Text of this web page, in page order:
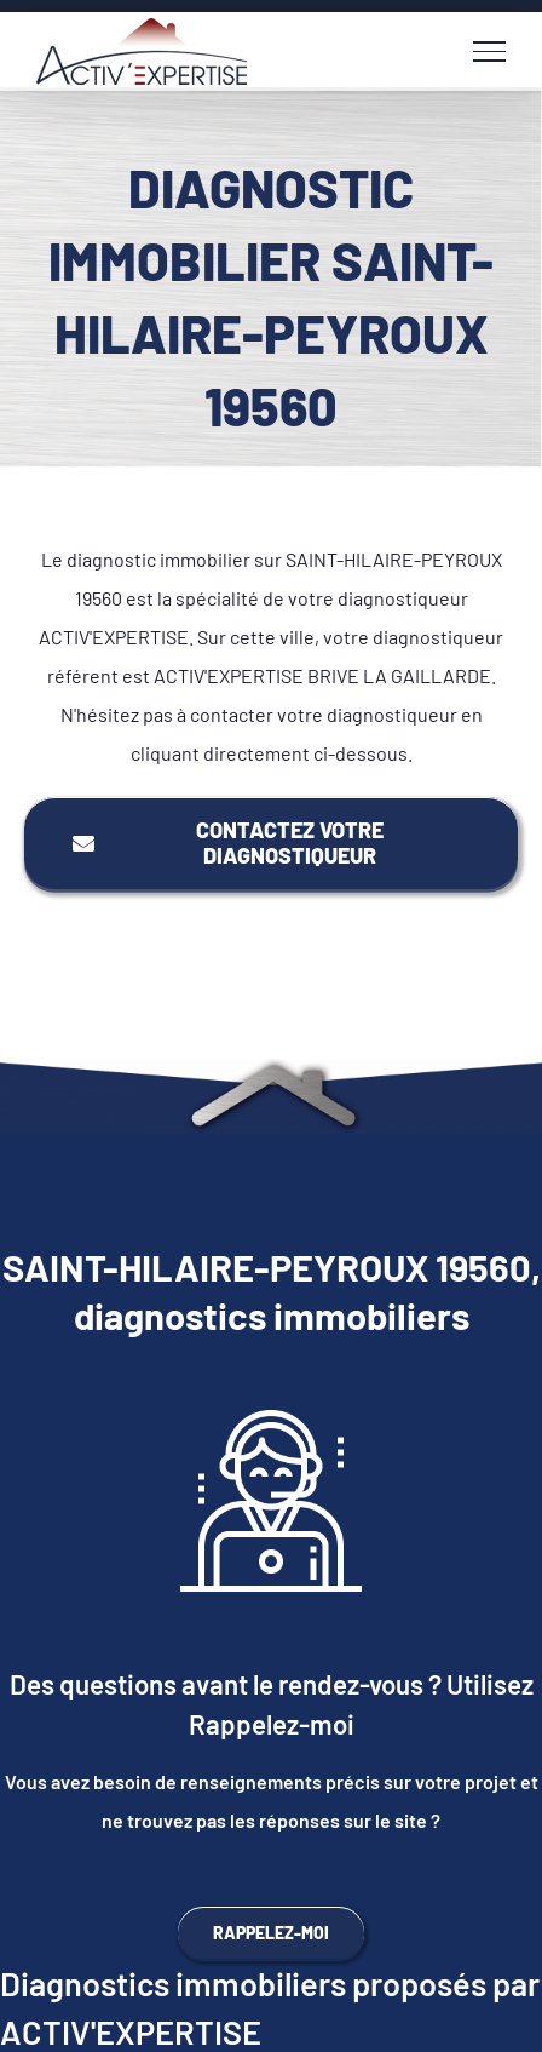
Passer
contenu
DIAGNOSTIC
IMMOBILIER SAINT-
HILAIRE-PEYROUX
19560
Le diagnostic immobilier sur SAINT-HILAIRE-PEYROUX
19560 est la spécialité de votre diagnostiqueur
ACTIV'EXPERTISE. Sur cette ville, votre diagnostiqueur
référent est ACTIV'EXPERTISE BRIVE LA GAILLARDE.
N'hésitez pas à contacter votre diagnostiqueur en
cliquant directement ci-dessous.
CONTACTEZ VOTRE
DIAGNOSTIQUEUR
SAINT-HILAIRE-PEYROUX 19560,
diagnostics immobiliers
Des questions avant le rendez-vous ? Utilisez
Rappelez-moi
Vous avez besoin de renseignements précis sur votre projet et
ne trouvez pas les réponses sur le site ?
RAPPELEZ-MOI
Diagnostics immobiliers proposés par
ACTIV'EXPERTISE